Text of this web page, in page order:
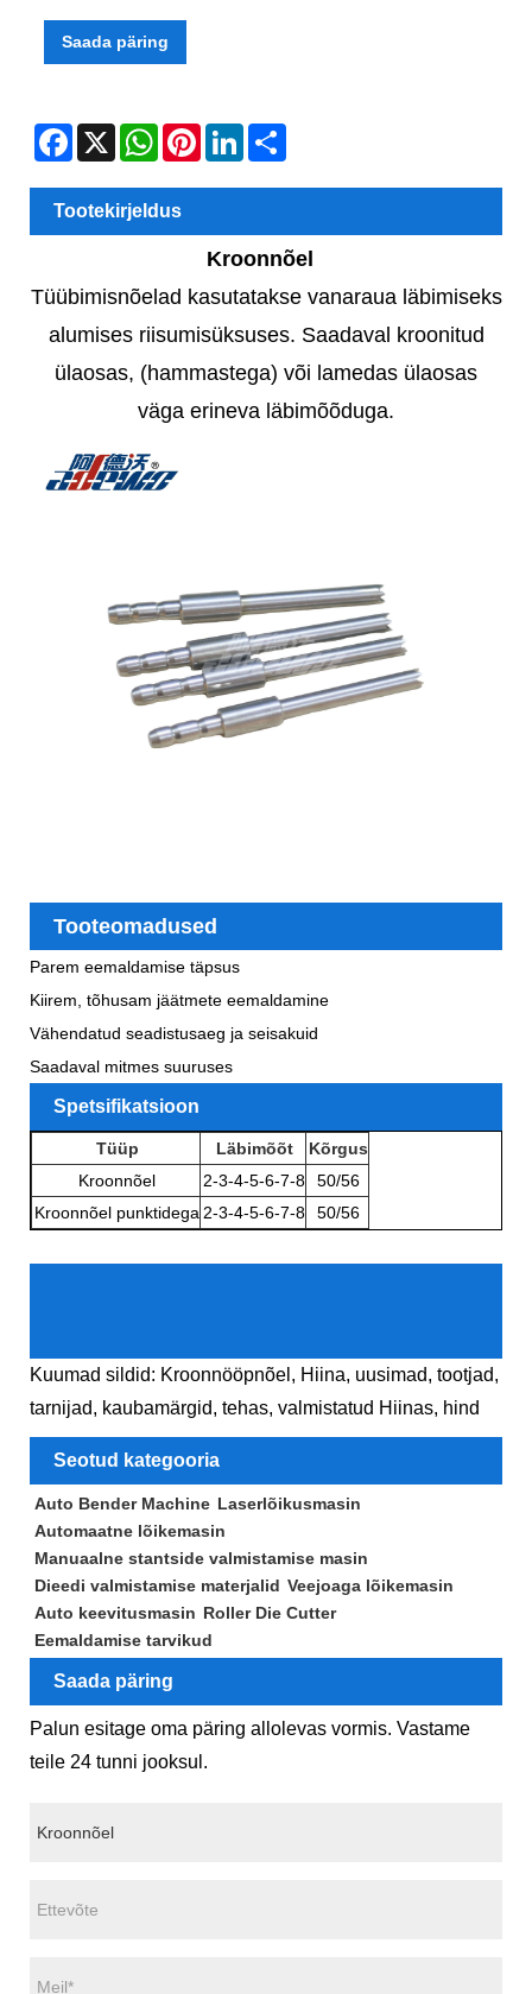
Saada päring
Facebook
X WhatsAppPinterestLinkedIn
Tootekirjeldus
Kroonnõel
Tüübimisnõelad kasutatakse vanaraua läbimiseks
alumises riisumisüksuses. Saadaval kroonitud
ülaosas, (hammastega) või lamedas ülaosas
väga erineva läbimõõduga.
Tooteomadused
Parem eemaldamise täpsus
Kiirem, tõhusam jäätmete eemaldamine
Vähendatud seadistusaeg ja seisakuid
Saadaval mitmes suuruses
Spetsifikatsioon
Tüüp Läbimõõt
Kõrgus
Kroonnõel
2-3-4-5-6-7-8
50/56
Kroonnõel punktidega 2-3-4-5-6-7-8 50/56
Kuumad sildid: Kroonnööpnõel, Hiina, uusimad, tootjad,
tarnijad, kaubamärgid, tehas, valmistatud Hiinas, hind
Seotud kategooria
Auto Bender Machine Laserlõikusmasin
Automaatne lõikemasin
Manuaalne stantside valmistamise masin
Dieedi valmistamise materjalid Veejoaga lõikemasin
Auto keevitusmasin Roller Die Cutter
Eemaldamise tarvikud
Saada päring
Palun esitage oma päring allolevas vormis. Vastame
teile 24 tunni jooksul.